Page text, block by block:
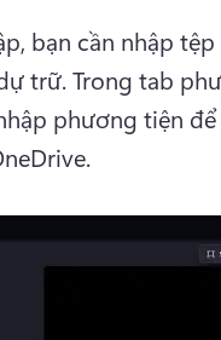
bạn cần nhập
trữ. Trong tab
phương tiện